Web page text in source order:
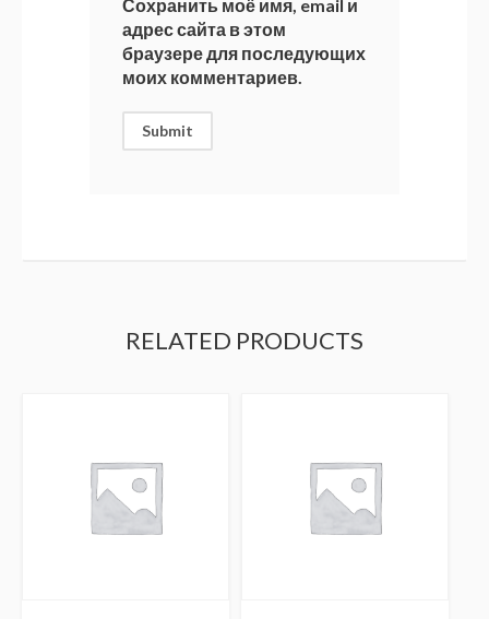
Сохранить моё имя, email и
адрес сайта в этом
браузере для последующих
моих комментариев.
RELATED PRODUCTS